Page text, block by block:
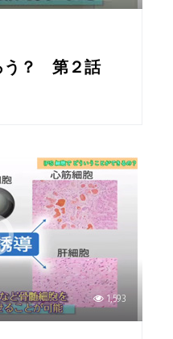
う？ 第２話
1,593